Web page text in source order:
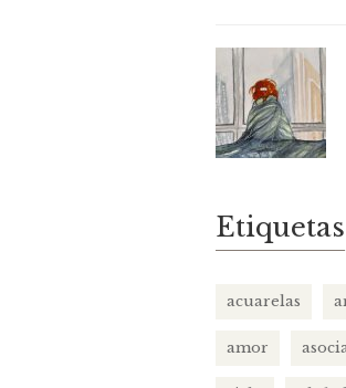
Etiquetas
acuarelas
amor